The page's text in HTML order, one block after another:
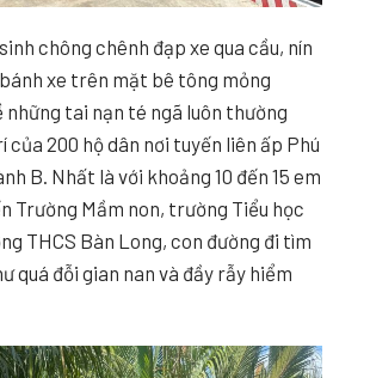
chông chênh đạp xe qua cầu, nín
xe trên mặt bê tông mỏng
những tai nạn té ngã luôn thường
200 hộ dân nơi tuyến liên ấp Phú
B. Nhất là với khoảng 10 đến 15 em
Trường Mầm non, trường Tiểu học
THCS Bàn Long, con đường đi tìm
quá đỗi gian nan và đầy rẫy hiểm